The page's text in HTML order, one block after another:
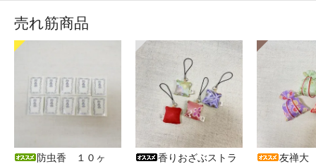
売れ筋商品
防虫香 １０ヶ
香りおざぶストラ
友禅